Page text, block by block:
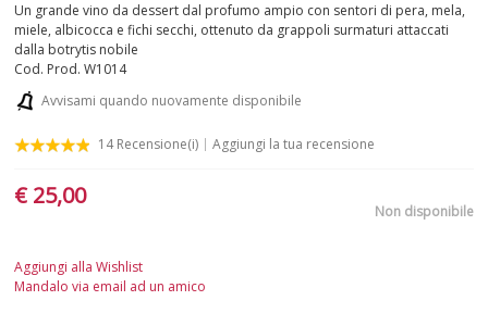
Un grande vino da dessert dal profumo ampio con sentori di pera, mela,
miele, albicocca e fichi secchi, ottenuto da grappoli surmaturi attaccati
dalla botrytis nobile
Cod. Prod.W1014
Avvisami quando nuovamente disponibile
14Recensione(i) Aggiungi la tua recensione
Non disponibile
€ 25,00
Aggiungi alla Wishlist
Mandalo via email ad un amico